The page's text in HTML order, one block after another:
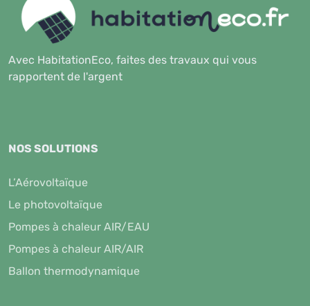
Avec HabitationEco, faites des travaux qui vous
rapportent de l'argent
NOS SOLUTIONS
L’Aérovoltaïque
Le photovoltaïque
Pompes à chaleur AIR/EAU
Pompes à chaleur AIR/AIR
Ballon thermodynamique